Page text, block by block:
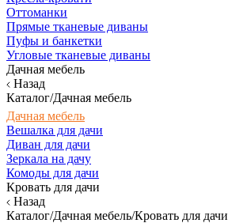
Оттоманки
Прямые тканевые диваны
Пуфы и банкетки
Угловые тканевые диваны
Дачная мебель
Назад
Каталог/Дачная мебель
Дачная мебель
Вешалка для дачи
Диван для дачи
Зеркала на дачу
Комоды для дачи
Кровать для дачи
Назад
Каталог/Дачная мебель/Кровать для дачи